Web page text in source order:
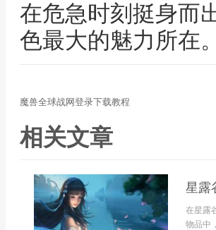
在危急时刻挺身而
色最大的魅力所在。
魔兽全球战网登录下载教程
相关文章
星露
在星露
物品中